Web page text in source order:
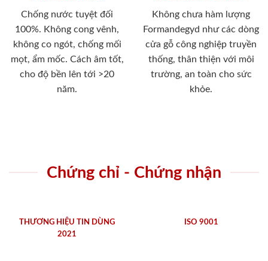
Chống nước tuyệt đối
100%. Không cong vênh,
không co ngót, chống mối
mọt, ẩm mốc. Cách âm tốt,
cho độ bền lên tới >20
năm.
Không chưa hàm lượng
Formandegyd như các dòng
cửa gỗ công nghiệp truyền
thống, thân thiện với môi
trường, an toàn cho sức
khỏe.
Chứng chỉ - Chứng nhận
THƯƠNG HIỆU TIN DÙNG
2021
ISO 9001